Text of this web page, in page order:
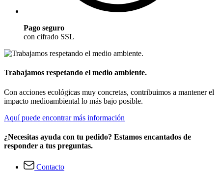
Pago seguro
con cifrado SSL
Trabajamos respetando el medio ambiente.
Con acciones ecológicas muy concretas, contribuimos a mantener el
impacto medioambiental lo más bajo posible.
Aquí puede encontrar más información
¿Necesitas ayuda con tu pedido? Estamos encantados de
responder a tus preguntas.
Contacto